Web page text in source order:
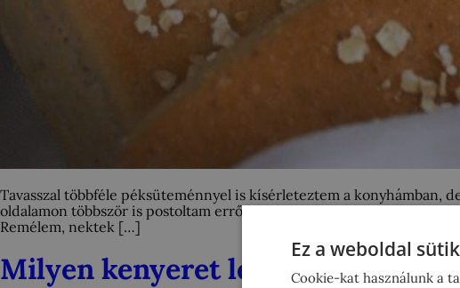
Tavasszal többféle péksüteménnyel is kísérleteztem a konyhámban,
oldalamon többször is postoltam erről a zsömléről sztoriban, és
Remélem, nektek […]
Milyen kenyeret lehet
Ez a weboldal
Cookie-kat használunk a